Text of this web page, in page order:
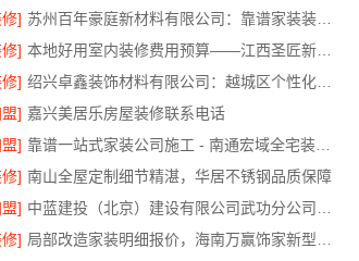
]
]
]
] 嘉兴美居乐房屋装修联系电话
]
] 南山全屋定制细节精湛，华居不锈钢品质保障
]
]